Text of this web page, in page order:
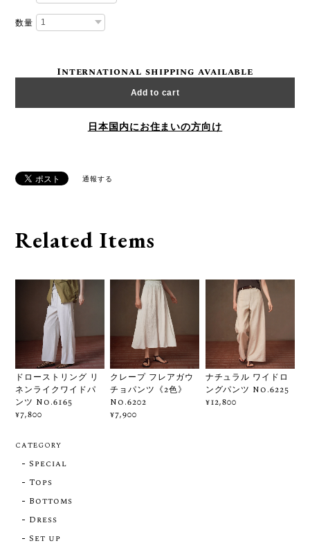
数量
International shipping available
Add to cart
日本国内にお住まいの方向け
通報する
Related Items
ドローストリング リ
ネンライクワイドパ
ンツ No.6165
¥7,800
クレープ フレアガウ
チョパンツ《2色》
No.6202
¥7,900
ナチュラル ワイドロ
ングパンツ No.6225
¥12,800
CATEGORY
Special
Tops
Bottoms
Dress
Set up